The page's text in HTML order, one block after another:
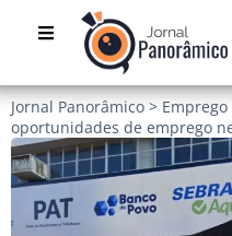
Jornal Panorâmico > Emprego
oportunidades de emprego